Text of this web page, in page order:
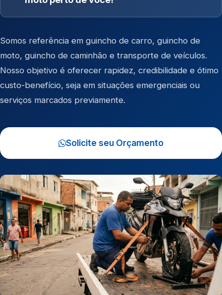
Somos referência em guincho de carro, guincho de
moto, guincho de caminhão e transporte de veículos.
Nosso objetivo é oferecer rapidez, credibilidade e ótimo
custo-benefício, seja em situações emergenciais ou
serviços marcados previamente.
Solicite seu Orçamento